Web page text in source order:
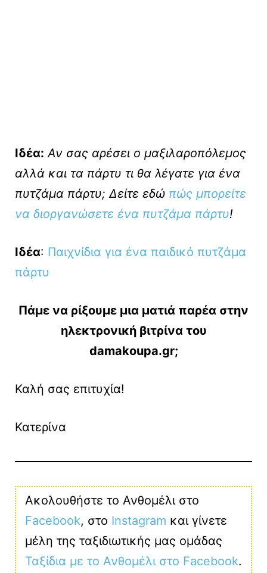
Ιδέα: Αν σας αρέσει ο μαξιλαροπόλεμος
αλλά και τα πάρτυ τι θα λέγατε για ένα
πυτζάμα πάρτυ; Δείτε εδώ πώς μπορείτε
να διοργανώσετε ένα πυτζάμα πάρτυ!
Ιδέα: Παιχνίδια για ένα παιδικό πυτζάμα
πάρτυ
Πάμε να ρίξουμε μια ματιά παρέα στην
ηλεκτρονική βιτρίνα του
damakoupa.gr;
Καλή σας επιτυχία!
Κατερίνα
Ακολουθήστε το Ανθομέλι στο
Facebook, στο Instagram και γίνετε
μέλη της ταξιδιωτικής μας ομάδας
Ταξίδια με το Ανθομέλι στο Facebook.